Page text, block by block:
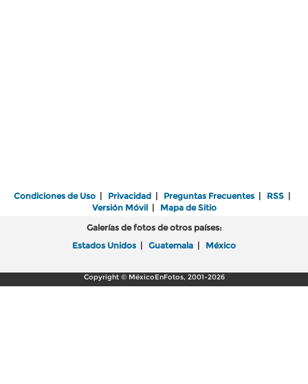
Condiciones de Uso | Privacidad | Preguntas Frecuentes | RSS |
Versión Móvil| Mapa de Sitio
Galerías de fotos de otros países:
Estados Unidos | Guatemala | México
Copyright © MéxicoEnFotos, 2001-2026